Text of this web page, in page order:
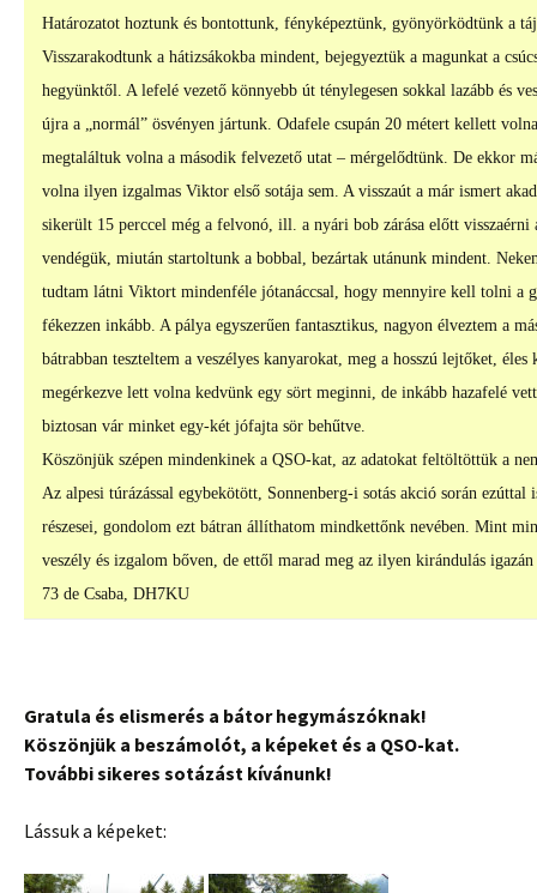
Határozatot hoztunk és bontottunk, fényképeztünk, gyönyörködtünk a
Visszarakodtunk a hátizsákokba mindent, bejegyeztük a magunkat a
hegyünktől. A lefelé vezető könnyebb út ténylegesen sokkal lazább és
újra a „normál” ösvényen jártunk. Odafele csupán 20 métert kellett
megtaláltuk volna a második felvezető utat – mérgelődtünk. De ekkor
volna ilyen izgalmas Viktor első sotája sem. A visszaút a már ismert
sikerült 15 perccel még a felvonó, ill. a nyári bob zárása előtt
vendégük, miután startoltunk a bobbal, bezártak utánunk mindent.
tudtam látni Viktort mindenféle jótanáccsal, hogy mennyire kell tolni a
fékezzen inkább. A pálya egyszerűen fantasztikus, nagyon élveztem a
bátrabban teszteltem a veszélyes kanyarokat, meg a hosszú lejtőket, éles
megérkezve lett volna kedvünk egy sört meginni, de inkább hazafelé
biztosan vár minket egy-két jófajta sör behűtve.
Köszönjük szépen mindenkinek a QSO-kat, az adatokat feltöltöttük a
Az alpesi túrázással egybekötött, Sonnenberg-i sotás akció során
részesei, gondolom ezt bátran állíthatom mindkettőnk nevében. Mint
veszély és izgalom bőven, de ettől marad meg az ilyen kirándulás igazán
73 de Csaba, DH7KU
Gratula és elismerés a bátor hegymászóknak!
Köszönjük a beszámolót, a képeket és a QSO-kat.
További sikeres sotázást kívánunk!
Lássuk a képeket: